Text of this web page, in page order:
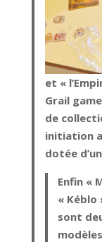
et «
Grail
de
initiation
dotée
Enfin «
« Kéblo
sont